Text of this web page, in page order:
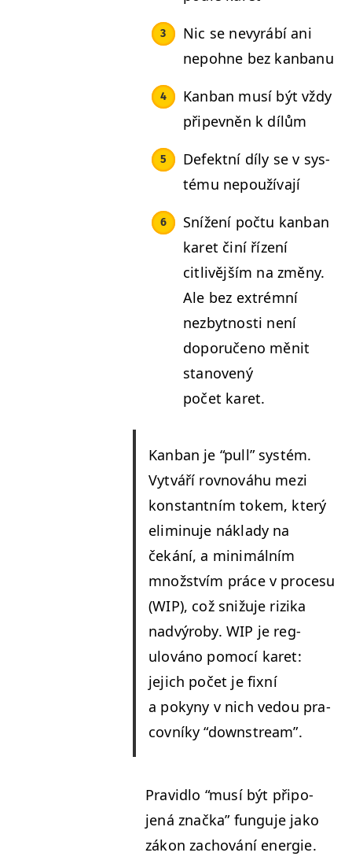
Nic se nevyrábí ani
nepohne bez kanbanu
Kan­ban musí být vždy
připevněn k dílům
Defek­t­ní díly se v sys­
té­mu nepoužívají
Snížení poč­tu kan­ban
karet činí řízení
citlivějším na změny.
Ale bez extrém­ní
nezbyt­nos­ti není
doporučeno měnit
stanovený
počet karet.
Kan­ban je “pull” sys­tém.
Vytváří rovnováhu mezi
kon­stant­ním tokem, který
elimin­u­je nák­la­dy na
čekání, a min­imál­ním
množstvím práce v pro­ce­su
(WIP), což snižu­je rizika
nad­výro­by. WIP je reg­
ulováno pomocí karet:
jejich počet je fixní
a pokyny v nich vedou pra­
cov­níky“down­stream”.
Pravid­lo “musí být připo­
jená znač­ka” fun­gu­je jako
zákon zachování energie.